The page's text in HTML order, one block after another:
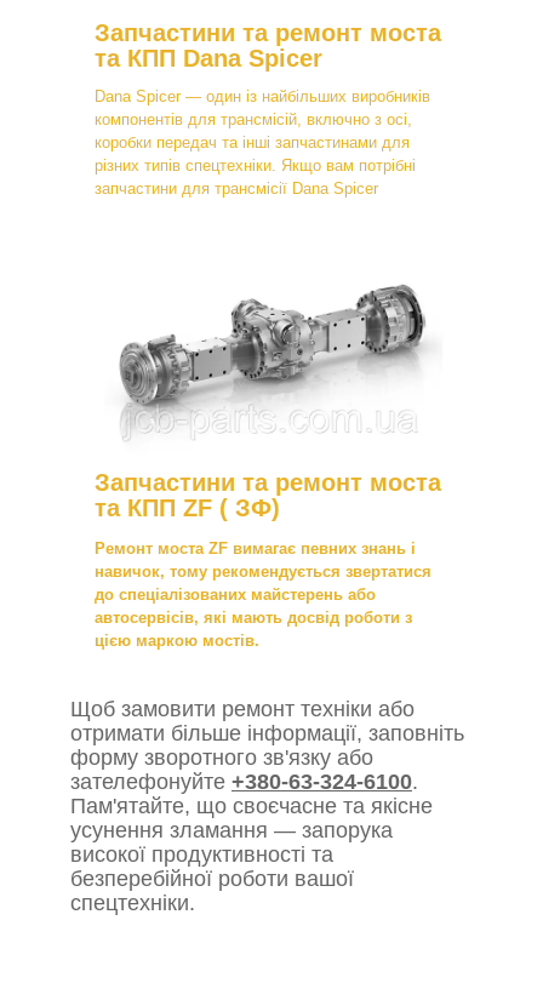
Запчастини та ремонт моста
та КПП Dana Spicer
Dana Spicer — один із найбільших виробників
компонентів для трансмісій, включно з осі,
коробки передач та інші запчастинами для
різних типів спецтехніки. Якщо вам потрібні
запчастини для трансмісії Dana Spicer
Запчастини та ремонт моста
та КПП ZF ( ЗФ)
Ремонт моста ZF вимагає певних знань і
навичок, тому рекомендується звертатися
до спеціалізованих майстерень або
автосервісів, які мають досвід роботи з
цією маркою мостів.
Щоб замовити ремонт техніки або
отримати більше інформації, заповніть
форму зворотного зв'язку або
зателефонуйте +380-63-324-6100.
Пам'ятайте, що своєчасне та якісне
усунення зламання — запорука
високої продуктивності та
безперебійної роботи вашої
спецтехніки.